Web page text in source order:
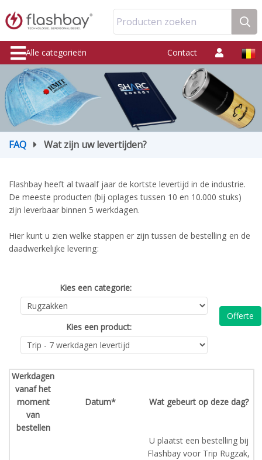
Producten zoeken
Alle categorieën Contact
FAQ Wat zijn uw levertijden?
Flashbay heeft al twaalf jaar de kortste levertijd in de industrie.
De meeste producten (bij oplages tussen 10 en 10.000 stuks)
zijn leverbaar binnen 5 werkdagen.
Hier kunt u zien welke stappen er zijn tussen de bestelling en de
daadwerkelijke levering:
Kies een categorie:
Kies een product:
Offerte
Werkdagen
vanaf het
moment
van
bestellen
Datum* Wat gebeurt op deze dag?
U plaatst een bestelling bij
Flashbay voor Trip Rugzak,